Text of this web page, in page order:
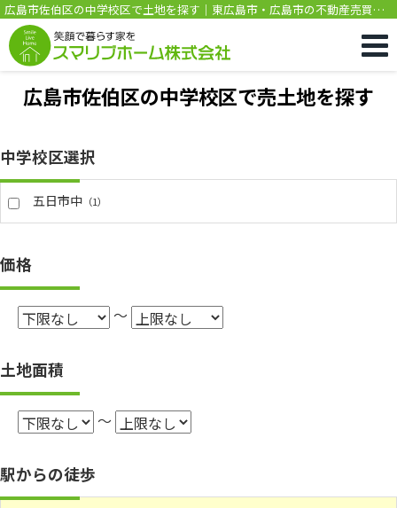
広島市佐伯区の中学校区で土地を探す｜東広島市・広島市の不動産売買専
門｜新築・中古・土地・売却はスマリブホーム
広島市佐伯区の中学校区で売土地を探す
中学校区選択
五日市中 （1）
価格
～
土地面積
～
駅からの徒歩